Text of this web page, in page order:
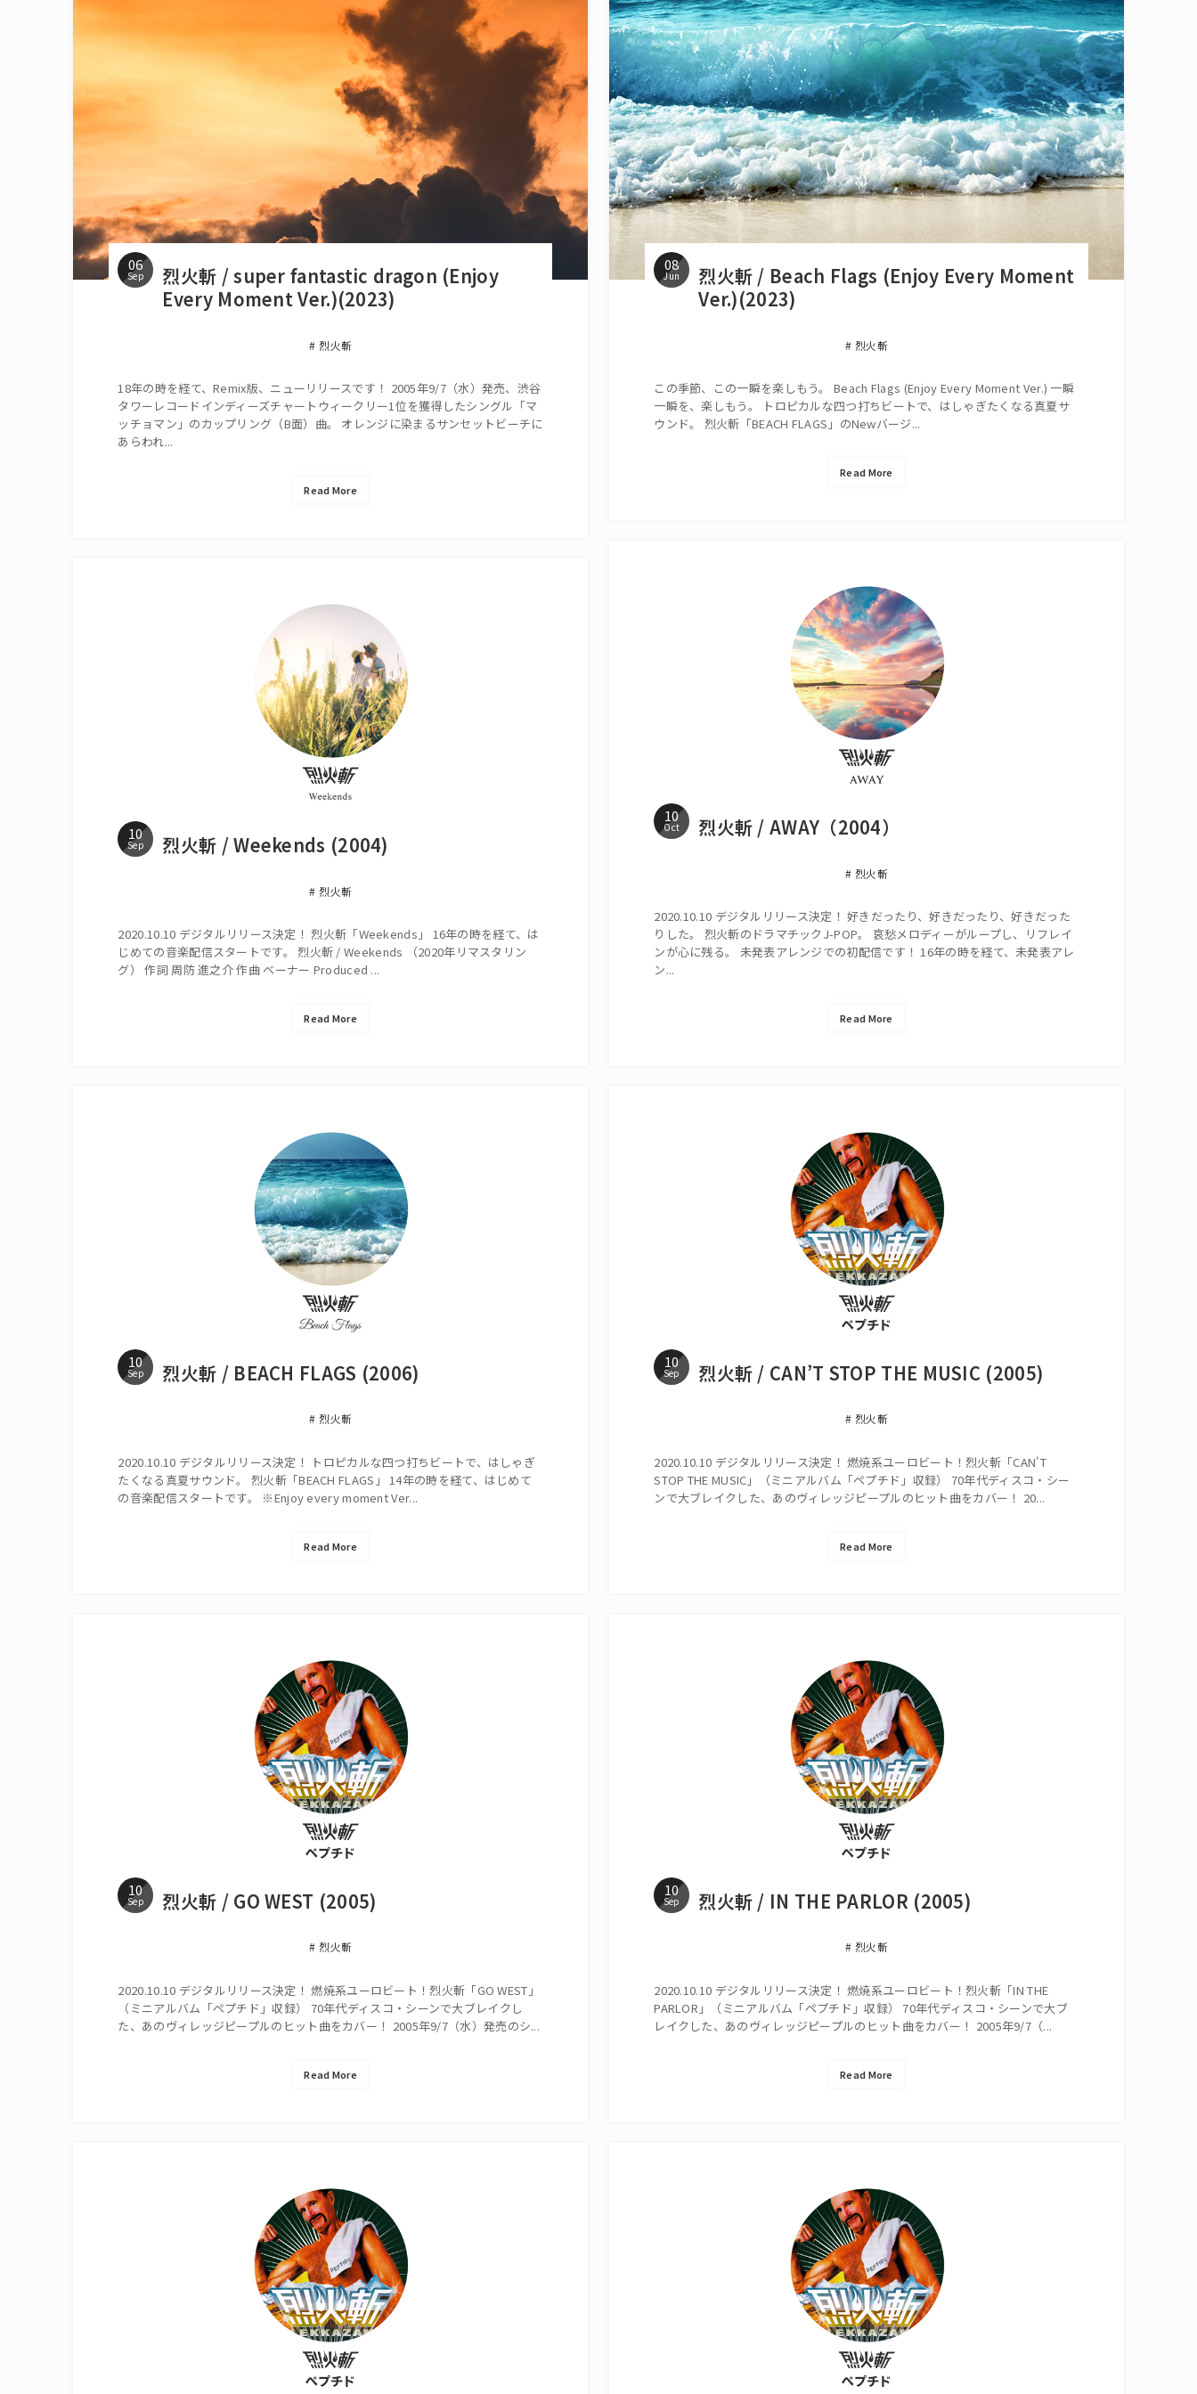
06
Sep
烈火斬 / super fantastic dragon (Enjoy
Every Moment Ver.)(2023)
烈火斬
18年の時を経て、Remix版、ニューリリースです！ 2005年9/7（水）発売、渋谷
タワーレコードインディーズチャートウィークリー1位を獲得したシングル「マ
ッチョマン」のカップリング（B面）曲。 オレンジに染まるサンセットビーチに
あらわれ...
Read More
08
Jun
烈火斬 / Beach Flags (Enjoy Every Moment
Ver.)(2023)
烈火斬
この季節、この一瞬を楽しもう。 Beach Flags (Enjoy Every Moment Ver.) 一瞬
一瞬を、楽しもう。 トロピカルな四つ打ちビートで、はしゃぎたくなる真夏サ
ウンド。 烈火斬「BEACH FLAGS」のNewバージ...
Read More
10
Oct 烈火斬 / AWAY（2004）
烈火斬
2020.10.10 デジタルリリース決定！ 好きだったり、好きだったり、好きだった
りした。 烈火斬のドラマチックJ-POP。 哀愁メロディーがループし、リフレイ
ンが心に残る。 未発表アレンジでの初配信です！ 16年の時を経て、未発表アレ
ン...
Read More
10
Sep 烈火斬 / Weekends (2004)
烈火斬
2020.10.10 デジタルリリース決定！ 烈火斬「Weekends」 16年の時を経て、は
じめての音楽配信スタートです。 烈火斬 / Weekends （2020年リマスタリン
グ） 作詞 周防 進之介 作曲 ベーナー Produced ...
Read More
10
Sep 烈火斬 / BEACH FLAGS (2006)
烈火斬
2020.10.10 デジタルリリース決定！ トロピカルな四つ打ちビートで、はしゃぎ
たくなる真夏サウンド。 烈火斬「BEACH FLAGS」 14年の時を経て、はじめて
の音楽配信スタートです。 ※Enjoy every moment Ver...
Read More
10
Sep 烈火斬 / CAN’T STOP THE MUSIC (2005)
烈火斬
2020.10.10 デジタルリリース決定！ 燃焼系ユーロビート！烈火斬「CAN'T
STOP THE MUSIC」（ミニアルバム「ペプチド」収録） 70年代ディスコ・シー
ンで大ブレイクした、あのヴィレッジピープルのヒット曲をカバー！ 20...
Read More
10
Sep 烈火斬 / GO WEST (2005)
烈火斬
2020.10.10 デジタルリリース決定！ 燃焼系ユーロビート！烈火斬「GO WEST」
（ミニアルバム「ペプチド」収録） 70年代ディスコ・シーンで大ブレイクし
た、あのヴィレッジピープルのヒット曲をカバー！ 2005年9/7（水）発売のシ...
Read More
10
Sep 烈火斬 / IN THE PARLOR (2005)
烈火斬
2020.10.10 デジタルリリース決定！ 燃焼系ユーロビート！烈火斬「IN THE
PARLOR」（ミニアルバム「ペプチド」収録） 70年代ディスコ・シーンで大ブ
レイクした、あのヴィレッジピープルのヒット曲をカバー！ 2005年9/7（...
Read More